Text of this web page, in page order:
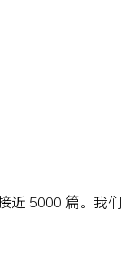
近 5000 篇。我们